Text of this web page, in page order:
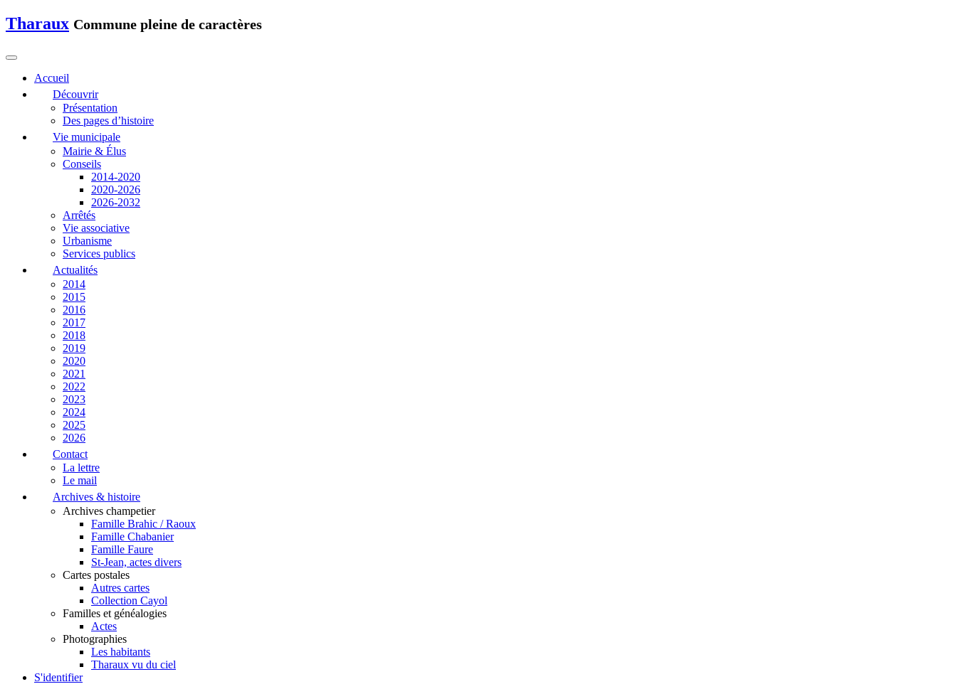
Tharaux Commune pleine de caractères
Accueil
Découvrir
Présentation
Des pages d’histoire
Vie municipale
Mairie & Élus
Conseils
2014-2020
2020-2026
2026-2032
Arrêtés
Vie associative
Urbanisme
Services publics
Actualités
2014
2015
2016
2017
2018
2019
2020
2021
2022
2023
2024
2025
2026
Contact
La lettre
Le mail
Archives & histoire
Archives champetier
Famille Brahic / Raoux
Famille Chabanier
Famille Faure
St-Jean, actes divers
Cartes postales
Autres cartes
Collection Cayol
Familles et généalogies
Actes
Photographies
Les habitants
Tharaux vu du ciel
S'identifier